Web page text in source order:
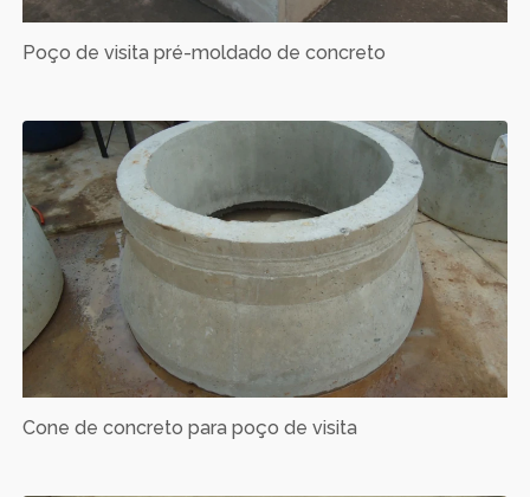
Poço de visita pré-moldado de concreto
Cone de concreto para poço de visita